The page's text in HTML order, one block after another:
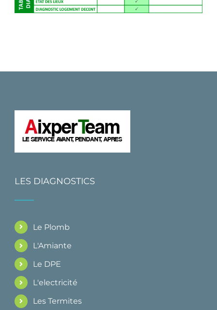
LES DIAGNOSTICS
Le Plomb
L'Amiante
Le DPE
L'electricité
Les Termites